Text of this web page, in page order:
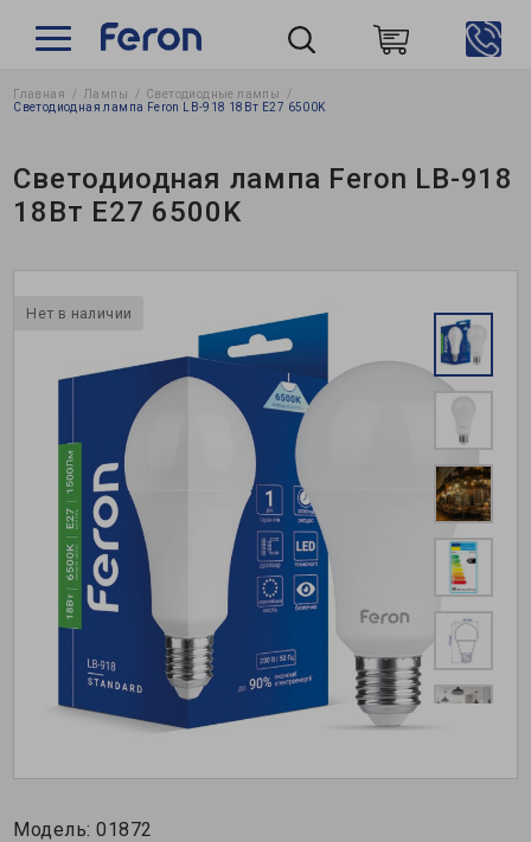
Главная Лампы
Светодиодные лампы
Светодиодная лампа Feron LB-918 18Вт E27 6500K
Светодиодная лампа Feron LB-918
18Вт E27 6500K
Нет в наличии
Модель:01872